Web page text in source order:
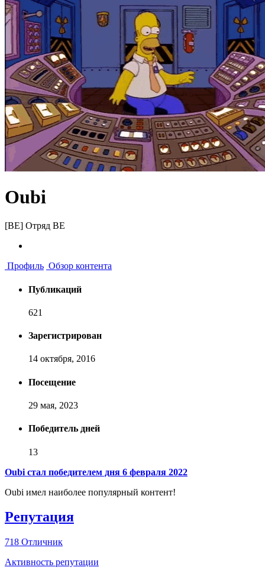
Oubi
[BE] Отряд BE
Профиль Обзор контента
Публикаций
621
Зарегистрирован
14 октября, 2016
Посещение
29 мая, 2023
Победитель дней
13
Oubi стал победителем дня 6 февраля 2022
Oubi имел наиболее популярный контент!
Репутация
718 Отличник
Активность репутации